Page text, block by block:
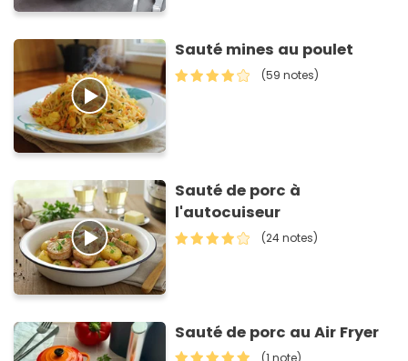
Sauté mines au poulet
(59 notes)
Sauté de porc à
l'autocuiseur
(24 notes)
Sauté de porc au Air Fryer
(1 note)